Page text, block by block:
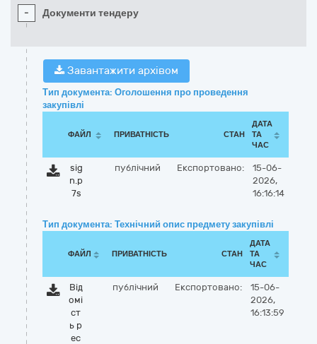
- Документи тендеру
Завантажити архівом
Тип документа: Оголошення про проведення
закупівлі
ФАЙЛ ПРИВАТНІСТЬ СТАН
ДАТА
ТА
ЧАС
sig
n.p
7s
публічний Експортовано:
15-06-
2026,
16:16:14
Тип документа: Технічний опис предмету закупівлі
ФАЙЛ ПРИВАТНІСТЬ СТАН
ДАТА
ТА
ЧАС
Від
омі
ст
ь р
ес
публічний Експортовано:
15-06-
2026,
16:13:59